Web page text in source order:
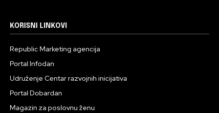
KORISNI LINKOVI
Republic Marketing agencija
Portal Infodan
Udruženje Centar razvojnih inicijativa
Portal Dobardan
Magazin za poslovnu ženu